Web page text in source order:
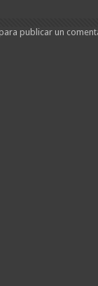
publicar un